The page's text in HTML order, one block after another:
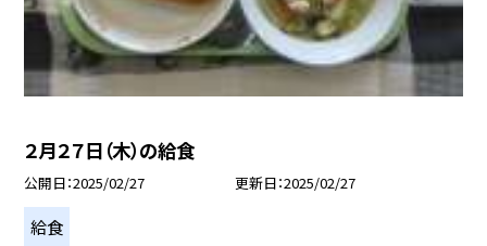
２月２７日（木）の給食
公開日 2025/02/27 更新日 2025/02/27
給食